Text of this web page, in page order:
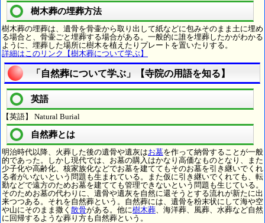
樹木葬の埋葬方法
樹木葬の埋葬は、遺骨を骨壷から取り出して紙などに包みそのまま土に埋め
る場合と、骨壷ごと埋葬する場合がある。一般的に誰を埋葬したかがわかる
ように、埋葬した場所に樹木を植えたりプレートを置いたりする。
詳細はこのリンク【樹木葬について学ぶ】
「自然葬について学ぶ」【寺院の用語を知る】
英語
【英語】 Natural Burial
自然葬とは
明治時代以降、火葬した後の遺骨や遺灰はお墓を作って納骨することが一般
的であった。しかし現代では、お墓の購入はかなり高価なものとなり、また
少子化や高齢化、核家族化などでお墓を建ててもそのお墓を引き継いでくれ
る者がいないという問題も生まれている。また仮に引き継いでくれても、転
勤などで遠方のためお墓を建てても管理できないという問題も生じている。
そのためお墓の代わりに、遺骨や遺灰を自然に還そうとする流れが新たに出
来つつある。それを自然葬という。自然葬には、遺骨を粉末状にして海や空
や山にそのまま撒く 散骨がある。他に樹木葬 、海洋葬、風葬、水葬など自然
に回帰するような葬り方も自然葬という。